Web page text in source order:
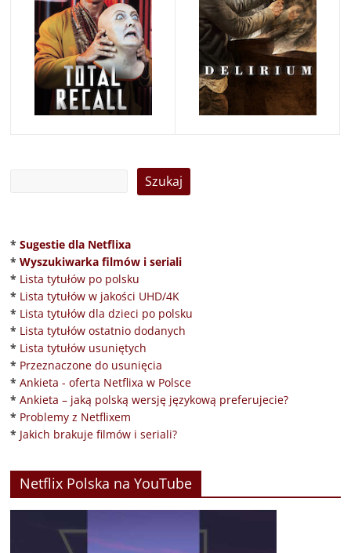
* Sugestie dla Netflixa
* Wyszukiwarka filmów i seriali
* Lista tytułów po polsku
* Lista tytułów w jakości UHD/4K
* Lista tytułów dla dzieci po polsku
* Lista tytułów ostatnio dodanych
* Lista tytułów usuniętych
* Przeznaczone do usunięcia
* Ankieta - oferta Netflixa w Polsce
* Ankieta – jaką polską wersję językową preferujecie?
* Problemy z Netflixem
* Jakich brakuje filmów i seriali?
Netflix Polska na YouTube